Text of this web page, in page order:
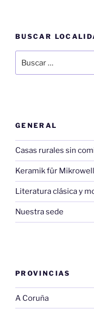
BUSCAR
por:
GENERAL
Casas rurales sin
Keramik für
Literatura clásica y
Nuestra sede
PROVINCIAS
A Coruña